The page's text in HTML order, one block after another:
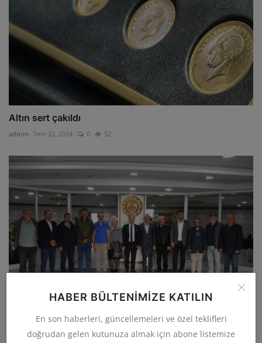
HABER BÜLTENIMIZE KATILIN
En son haberleri, güncellemeleri ve özel teklifleri
doğrudan gelen kutunuza almak için abone listemize
Altın sert çakıldı
admin Tem 22, 2024 0 52
Akçadağ’da Tarımsal Güç Birliği İlk Toplantısını
Gerçek...